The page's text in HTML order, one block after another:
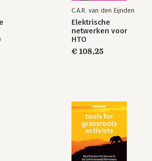
C.A.R. van den Eijnden
Elektrische
netwerken voor
HTO
Elektrotechniek
€ 108,25